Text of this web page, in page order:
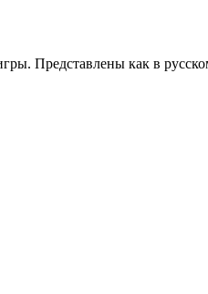
Представлены как в